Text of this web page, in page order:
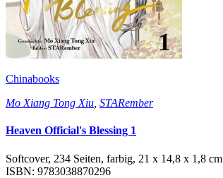
Chinabooks
Mo Xiang Tong Xiu STARember
Heaven Official's Blessing 1
Softcover, 234 Seiten, farbig, 21 x 14,8 x 1,8 cm
ISBN: 9783038870296